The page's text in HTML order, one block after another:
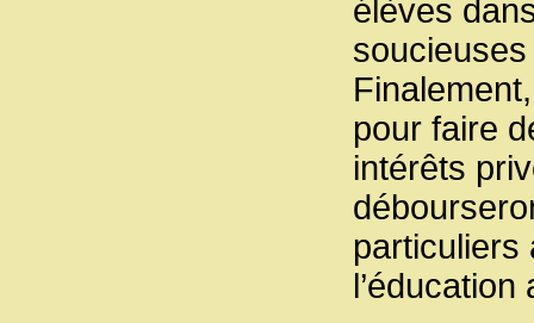
élèves
pour faire
intérêts
particuliers